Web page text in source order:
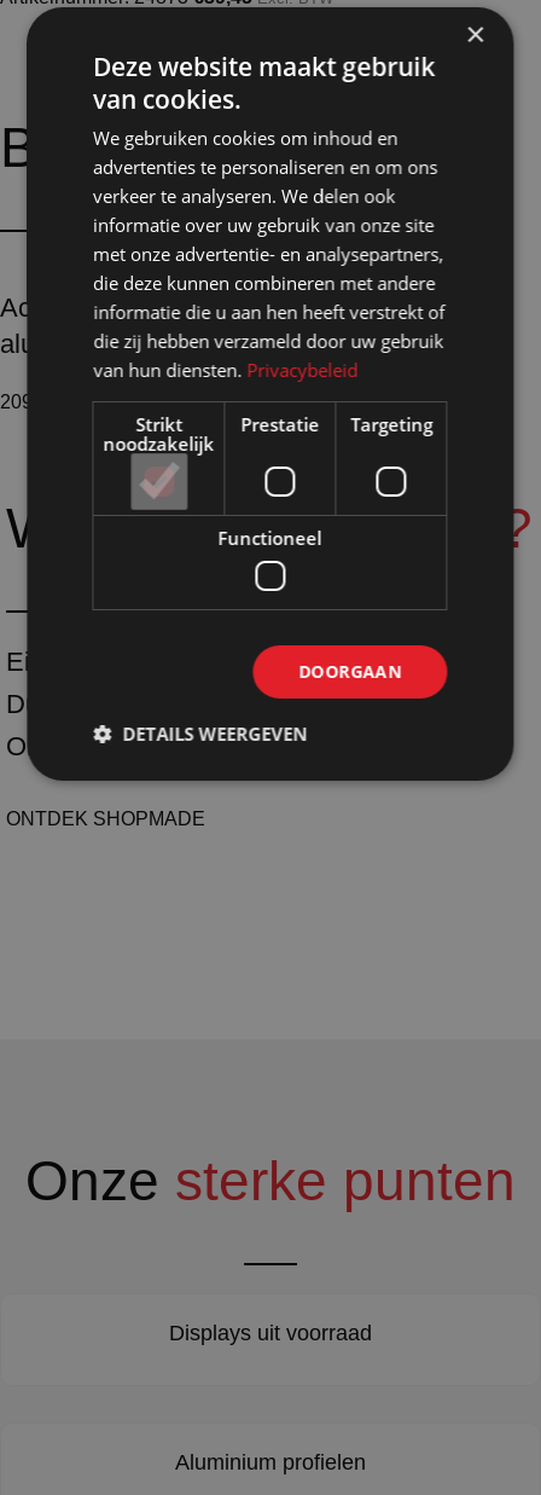
Bijpassendeopties:
Accessoires
aluminium profielen
209 producten
WaaromShopmade?
Eigen productie
Duurzaam
One-stop-shoping
ONTDEK SHOPMADE
Onze sterke punten
Displays uit voorraad
Aluminium profielen
×
Deze website maakt gebruik
van cookies.
We gebruiken cookies om inhoud en
advertenties te personaliseren en om ons
verkeer te analyseren. We delen ook
informatie over uw gebruik van onze site
met onze advertentie- en analysepartners,
die deze kunnen combineren met andere
informatie die u aan hen heeft verstrekt of
die zij hebben verzameld door uw gebruik
van hun diensten. Privacybeleid
Strikt
noodzakelijk
Prestatie Targeting
Functioneel
DOORGAAN
DETAILS WEERGEVEN